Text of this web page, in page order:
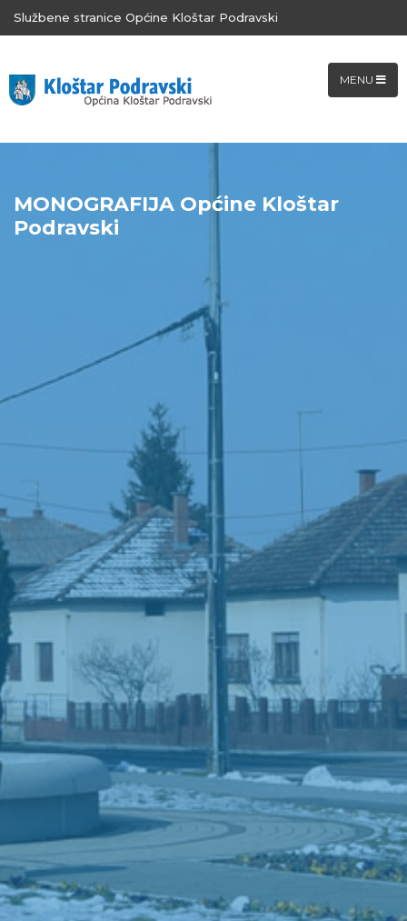
Službene stranice Općine Kloštar Podravski
MENU
MONOGRAFIJA Općine Kloštar
Podravski